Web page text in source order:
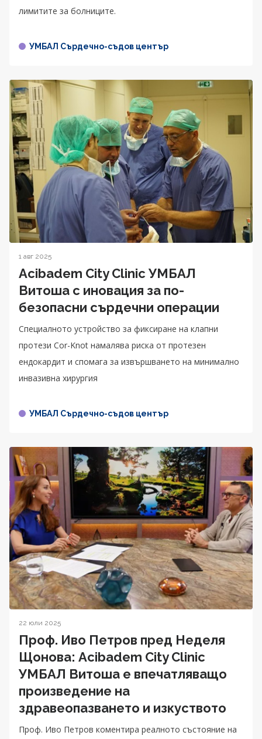
лимитите за болниците.
УМБАЛ Сърдечно-съдов център
1 авг 2025
Acibadem City Clinic УМБАЛ
Витоша с иновация за по-
безопасни сърдечни операции
Специалното устройство за фиксиране на клапни
протези Cor-Knot намалява риска от протезен
ендокардит и спомага за извършването на минимално
инвазивна хирургия
УМБАЛ Сърдечно-съдов център
22 юли 2025
Проф. Иво Петров пред Неделя
Щонова: Acibadem City Clinic
УМБАЛ Витоша е впечатляващо
произведение на
здравеопазването и изкуството
Проф. Иво Петров коментира реалното състояние на